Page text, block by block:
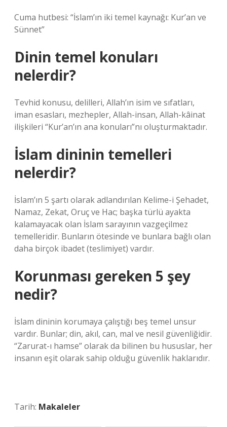
Cuma hutbesi: “İslam’ın iki temel kaynağı: Kur’an ve
Sünnet”
Dinin temel konuları
nelerdir?
Tevhid konusu, delilleri, Allah’ın isim ve sıfatları,
iman esasları, mezhepler, Allah-insan, Allah-kâinat
ilişkileri “Kur’an’ın ana konuları”nı oluşturmaktadır.
İslam dininin temelleri
nelerdir?
İslam’ın 5 şartı olarak adlandırılan Kelime-i Şehadet,
Namaz, Zekat, Oruç ve Hac; başka türlü ayakta
kalamayacak olan İslam sarayının vazgeçilmez
temelleridir. Bunların ötesinde ve bunlara bağlı olan
daha birçok ibadet (teslimiyet) vardır.
Korunması gereken 5 şey
nedir?
İslam dininin korumaya çalıştığı beş temel unsur
vardır. Bunlar; din, akıl, can, mal ve nesil güvenliğidir.
“Zarurat-ı hamse” olarak da bilinen bu hususlar, her
insanın eşit olarak sahip olduğu güvenlik haklarıdır.
Tarih: Makaleler